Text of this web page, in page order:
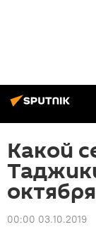
Какой
октября
00:00 03.10.2019